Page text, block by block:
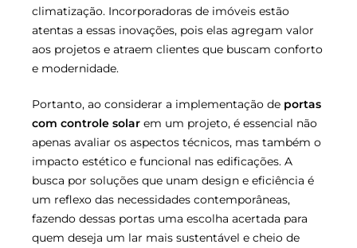
climatização. Incorporadoras de imóveis estão
atentas a essas inovações, pois elas agregam valor
aos projetos e atraem clientes que buscam conforto
e modernidade.
Portanto, ao considerar a implementação de portas
com controle solar em um projeto, é essencial não
apenas avaliar os aspectos técnicos, mas também o
impacto estético e funcional nas edificações. A
busca por soluções que unam design e eficiência é
um reflexo das necessidades contemporâneas,
fazendo dessas portas uma escolha acertada para
quem deseja um lar mais sustentável e cheio de